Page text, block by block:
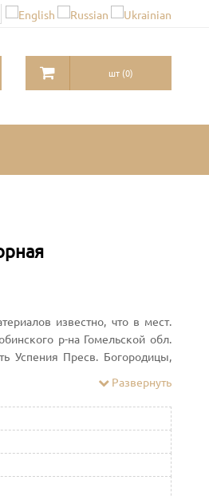
шт(0)
известно, что в мест.
р-на Гомельской обл.
Успения Пресв. Богородицы,
Развернуть